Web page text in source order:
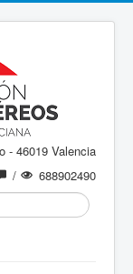
- 46019 Valencia
/
688902490